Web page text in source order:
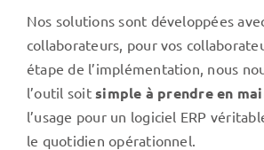
Nos solutions sont développées
collaborateurs, pour vos
étape de l’implémentation, nous
l’outil soit simple à prendre en
l’usage pour un logiciel ERP
le quotidien opérationnel.